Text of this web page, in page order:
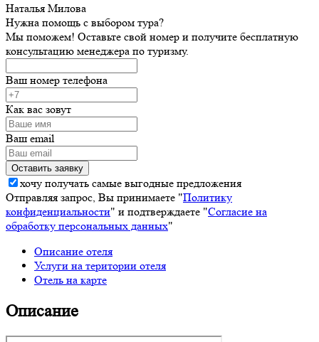
Наталья Милова
Нужна помощь с выбором тура?
Мы поможем! Оставьте свой номер и получите бесплатную
консультацию менеджера по туризму.
Ваш номер телефона
Как вас зовут
Ваш email
хочу получать самые выгодные предложения
Отправляя запрос, Вы принимаете "Политику
конфиденциальности" и подтверждаете "Согласие на
обработку персональных данных"
Описание отеля
Услуги на територии отеля
Отель на карте
Описание